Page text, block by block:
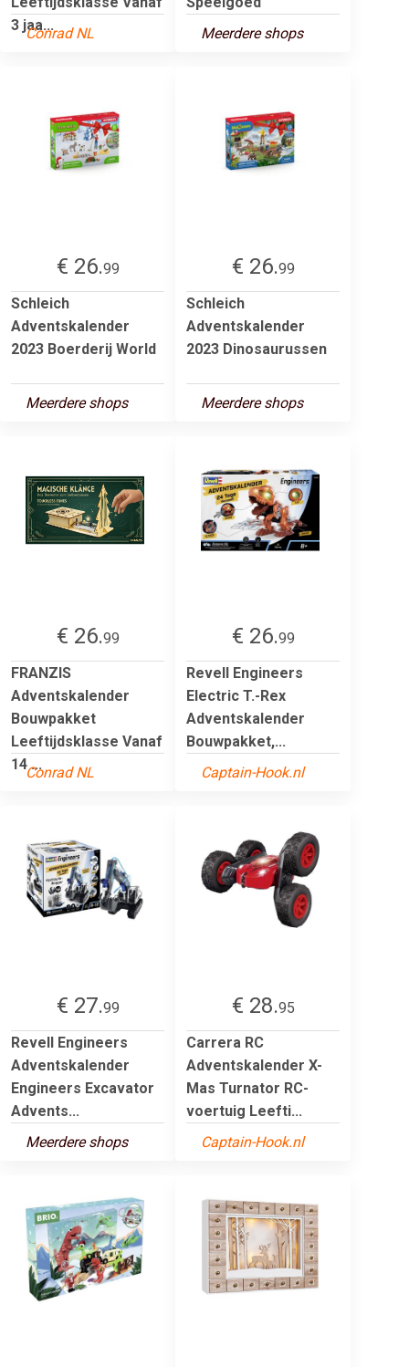
3 jaa...
Conrad NL
Meerdere shops
€ 26.99
Schleich
Adventskalender
2023 Boerderij World
Meerdere shops
€ 26.99
Schleich
Adventskalender
2023 Dinosaurussen
Meerdere shops
€ 26.99
FRANZIS
Adventskalender
Bouwpakket
Leeftijdsklasse Vanaf
14 ...Conrad NL
€ 26.99
Revell Engineers
Electric T.-Rex
Adventskalender
Bouwpakket,...
Captain-Hook.nl
€ 27.99
Revell Engineers
Adventskalender
Engineers Excavator
Advents...
Meerdere shops
€ 28.95
Carrera RC
Adventskalender X-
Mas Turnator RC-
voertuig Leefti...
Captain-Hook.nl